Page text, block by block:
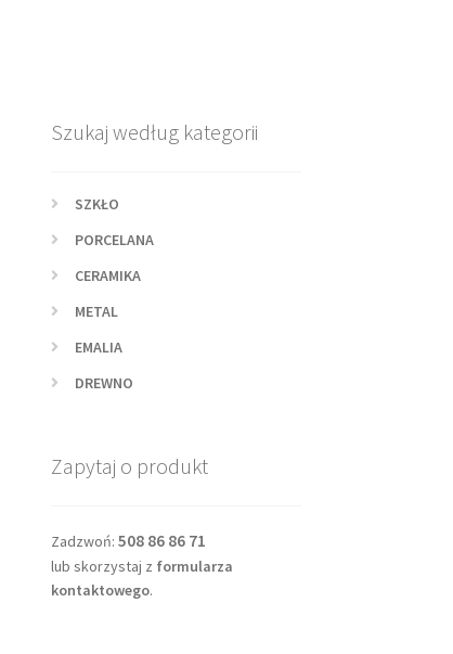
Szukaj według kategorii
SZKŁO
PORCELANA
CERAMIKA
METAL
EMALIA
DREWNO
Zapytaj o produkt
Zadzwoń: 508 86 86 71
lub skorzystaj z formularza
kontaktowego.